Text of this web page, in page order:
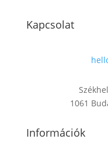
Kapcsolat
1061
Információk